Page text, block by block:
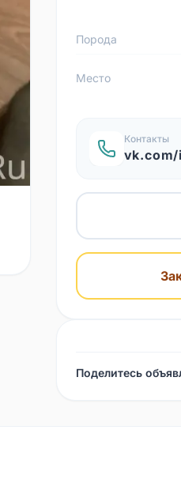
Порода
Место
Контакты
Поделитесь